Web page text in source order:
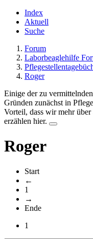
Index
Aktuell
Suche
Forum
Laborbeaglehilfe
Roger
Einige der zu
Gründen zunächst in
Vorteil, dass wir mehr
erzählen hier.
Roger
Start
←
1
→
Ende
1